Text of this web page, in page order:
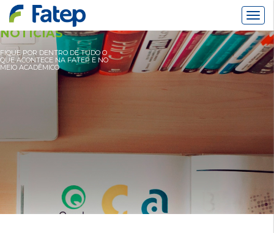
NOTÍCIAS
FIQUE POR DENTRO DE TUDO O
QUE ACONTECE NA FATEP E NO
MEIO ACADÊMICO